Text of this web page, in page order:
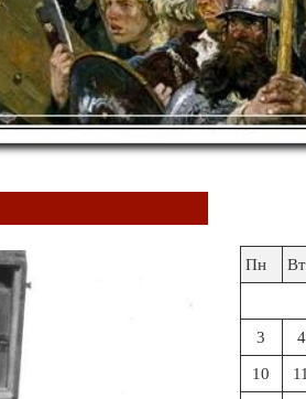
Пн
Вт
3 4
10 11